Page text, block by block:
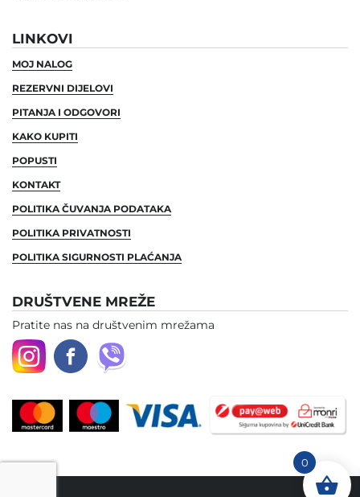
LINKOVI
MOJ NALOG
REZERVNI DIJELOVI
PITANJA I ODGOVORI
KAKO KUPITI
POPUSTI
KONTAKT
POLITIKA ČUVANJA PODATAKA
POLITIKA PRIVATNOSTI
POLITIKA SIGURNOSTI PLAĆANJA
DRUŠTVENE MREŽE
Pratite nas na društvenim mrežama
0